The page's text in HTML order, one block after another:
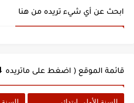
ابحث عن أي شيء تريده من هنا
قائمة الموقع ( اضغط على ماتريده